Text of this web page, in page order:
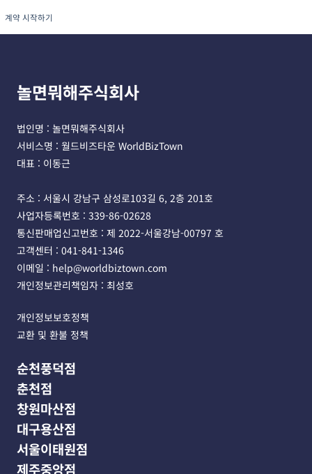
계약 시작하기
놀면뭐해주식회사
법인명 : 놀면뭐해주식회사
서비스명 : 월드비즈타운 WorldBizTown
대표 : 이동근
주소 : 서울시 강남구 삼성로103길 6, 2층 201호
사업자등록번호 : 339-86-02628
통신판매업신고번호 : 제 2022-서울강남-00797 호
고객센터 : 041-841-1346
이메일 : help@worldbiztown.com
개인정보관리책임자 : 최성호
개인정보보호정책
교환 및 환불 정책
순천풍덕점
춘천점
창원마산점
대구용산점
서울이태원점
제주중앙점